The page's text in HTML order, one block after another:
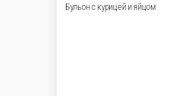
Бульон с курицей и яйцом